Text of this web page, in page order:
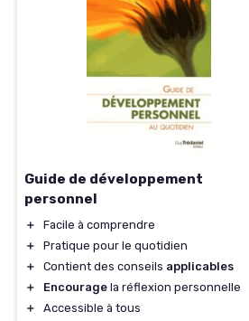
Guide de développement
personnel
＋
Facile à comprendre
＋
Pratique pour le quotidien
＋
Contient des conseils applicables
＋
Encourage la réflexion personnelle
＋
Accessible à tous